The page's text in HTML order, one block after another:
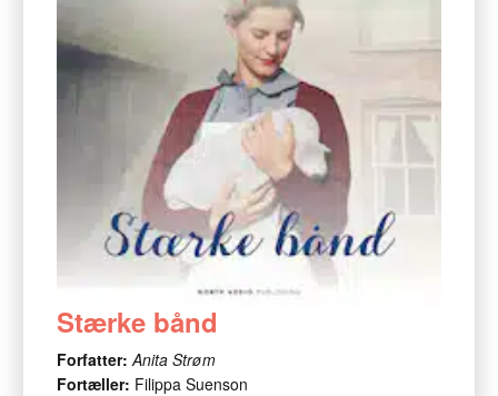
Stærke bånd
Forfatter: Anita Strøm
Fortæller: Filippa Suenson